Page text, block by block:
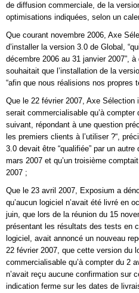
de diffusion commerciale, de la
optimisations indiquées, selon un
Que courant novembre 2006, Axe
d’installer la version 3.0 de Global,
décembre 2006 au 31 janvier 2007”,
souhaitait que l’installation de la
“afin que nous réalisions nos propres
Que le 22 février 2007, Axe Sélection
serait commercialisable qu’à
suivant, répondant à une question
les premiers clients à l’utiliser ?“,
3.0 devait être “qualifiée” par un
mars 2007 et qu’un troisième
2007 ;
Que le 23 avril 2007, Exposium a
qu’aucun logiciel n’avait été livré en
juin, que lors de la réunion du 15
présentant les résultats des tests en
logiciel, avait annoncé un nouveau
22 février 2007, que cette version du
commercialisable qu’à compter du 2
n’avait reçu aucune confirmation sur
indication ferme sur les dates de